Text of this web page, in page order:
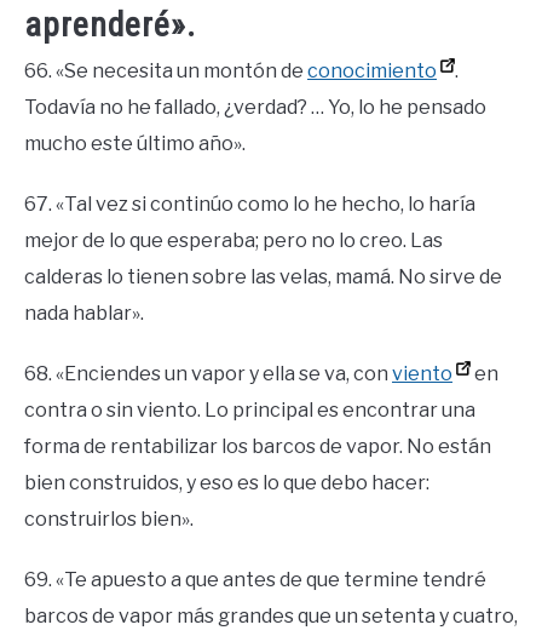
aprenderé».
66. «Se necesita un montón de conocimiento
.
Todavía no he fallado, ¿verdad? … Yo, lo he pensado
mucho este último año».
67. «Tal vez si continúo como lo he hecho, lo haría
mejor de lo que esperaba; pero no lo creo. Las
calderas lo tienen sobre las velas, mamá. No sirve de
nada hablar».
68. «Enciendes un vapor y ella se va, con viento
en
contra o sin viento. Lo principal es encontrar una
forma de rentabilizar los barcos de vapor. No están
bien construidos, y eso es lo que debo hacer:
construirlos bien».
69. «Te apuesto a que antes de que termine tendré
barcos de vapor más grandes que un setenta y cuatro,